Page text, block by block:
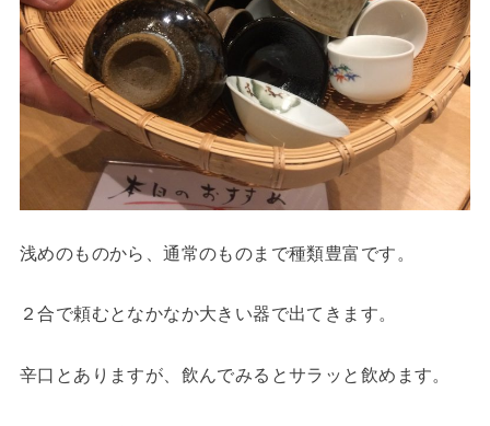
浅めのものから、通常のものまで種類豊富です。
２合で頼むとなかなか大きい器で出てきます。
辛口とありますが、飲んでみるとサラッと飲めます。